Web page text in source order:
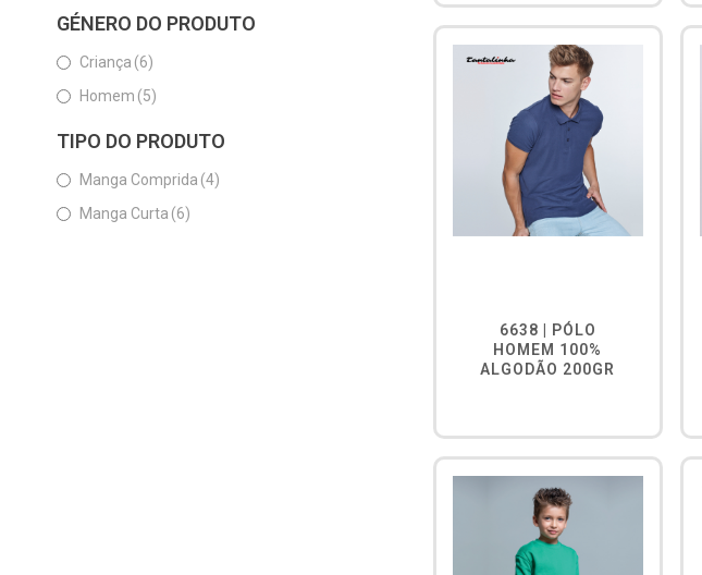
6638 | PÓLO
HOMEM 100%
ALGODÃO 200GR
GÉNERO DO PRODUTO
Criança (6)
Homem (5)
TIPO DO PRODUTO
Manga Comprida (4)
Manga Curta (6)